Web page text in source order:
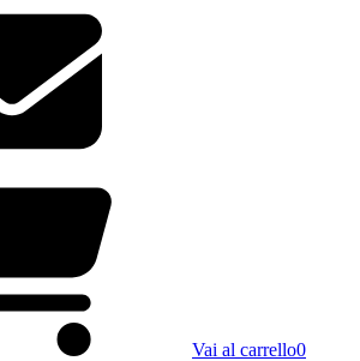
Vai al carrello0